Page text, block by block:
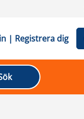
| Registrera dig